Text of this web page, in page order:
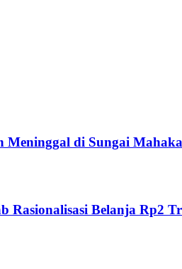
di Sungai
Rasionalisasi Belanja Rp2